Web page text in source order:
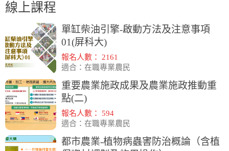
線上課程
單缸柴油引擎-啟動方法及注意事項
01(屏科大)
報名人數： 2161
適合：在職專業農民
重要農業施政成果及農業施政推動重
點(二)
報名人數： 594
適合：在職專業農民
都市農業-植物病蟲害防治概論（含植